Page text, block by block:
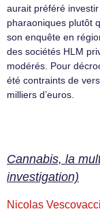
aurait préféré
pharaoniques plutôt
son enquête en
des sociétés HLM
modérés. Pour
été contraints de
milliers d’euros.
Cannabis, la
investigation)
Nicolas Vescovacci